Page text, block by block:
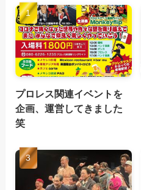
プロレス関連イベントを
企画、運営してきました
笑